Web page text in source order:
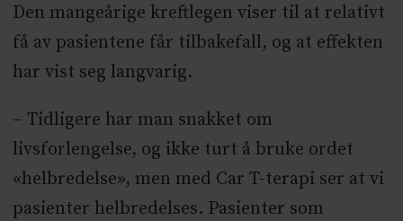
Den mangeårige kreftlegen viser til at relativt
få av pasientene får tilbakefall, og at effekten
har vist seg langvarig.
– Tidligere har man snakket om
livsforlengelse, og ikke turt å bruke ordet
«helbredelse», men med Car T-terapi ser at vi
pasienter helbredelses. Pasienter som